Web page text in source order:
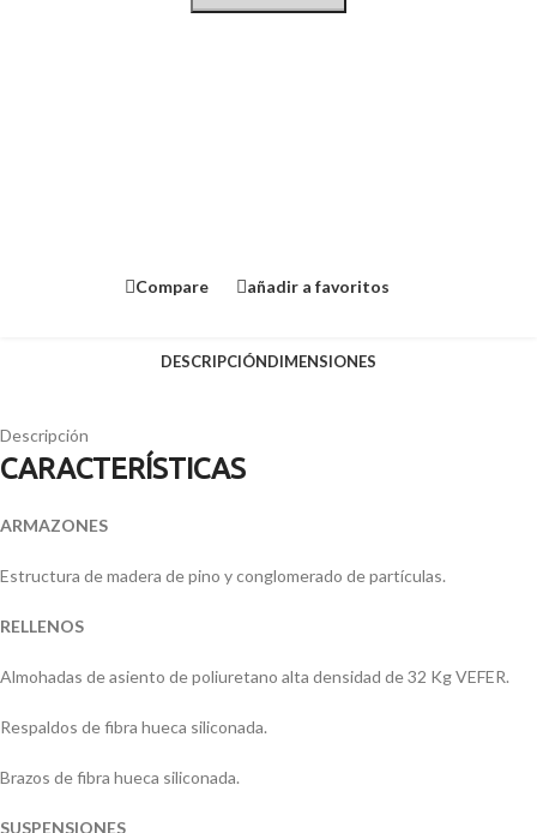
Compare añadir a favoritos
DESCRIPCIÓNDIMENSIONES
Descripción
CARACTERÍSTICAS
ARMAZONES
Estructura de madera de pino y conglomerado de partículas.
RELLENOS
Almohadas de asiento de poliuretano alta densidad de 32 Kg VEFER.
Respaldos de fibra hueca siliconada.
Brazos de fibra hueca siliconada.
SUSPENSIONES